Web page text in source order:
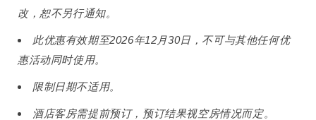
改，恕不另行通知。
此优惠有效期至2026年12月30日，不可与其他任何优
惠活动同时使用。
限制日期不适用。
酒店客房需提前预订，预订结果视空房情况而定。